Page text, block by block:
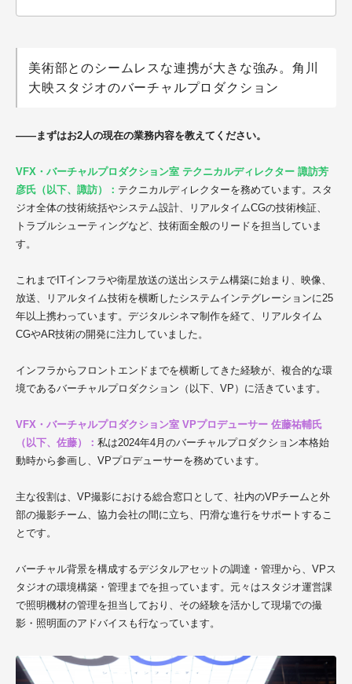
美術部とのシームレスな連携が大きな強み。角川
大映スタジオのバーチャルプロダクション
——まずはお2人の現在の業務内容を教えてください。
VFX・バーチャルプロダクション室 テクニカルディレクター 諏訪芳
彦氏（以下、諏訪）： テクニカルディレクターを務めています。スタ
ジオ全体の技術統括やシステム設計、リアルタイムCGの技術検証、
トラブルシューティングなど、技術面全般のリードを担当していま
す。
これまでITインフラや衛星放送の送出システム構築に始まり、映像、
放送、リアルタイム技術を横断したシステムインテグレーションに25
年以上携わっています。デジタルシネマ制作を経て、リアルタイム
CGやAR技術の開発に注力していました。
インフラからフロントエンドまでを横断してきた経験が、複合的な環
境であるバーチャルプロダクション（以下、VP）に活きています。
VFX・バーチャルプロダクション室 VPプロデューサー 佐藤祐輔氏
（以下、佐藤）： 私は2024年4月のバーチャルプロダクション本格始
動時から参画し、VPプロデューサーを務めています。
主な役割は、VP撮影における総合窓口として、社内のVPチームと外
部の撮影チーム、協力会社の間に立ち、円滑な進行をサポートするこ
とです。
バーチャル背景を構成するデジタルアセットの調達・管理から、VPス
タジオの環境構築・管理までを担っています。元々はスタジオ運営課
で照明機材の管理を担当しており、その経験を活かして現場での撮
影・照明面のアドバイスも行なっています。